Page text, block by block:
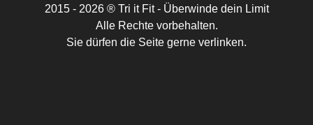
2015 - 2026 ® Tri it Fit - Überwinde dein Limit
Alle Rechte vorbehalten.
Sie dürfen die Seite gerne verlinken.